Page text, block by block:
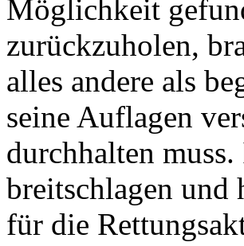
Möglichkeit
zurückzuholen,
alles andere als
seine Auflagen
durchhalten
breitschlagen
für die